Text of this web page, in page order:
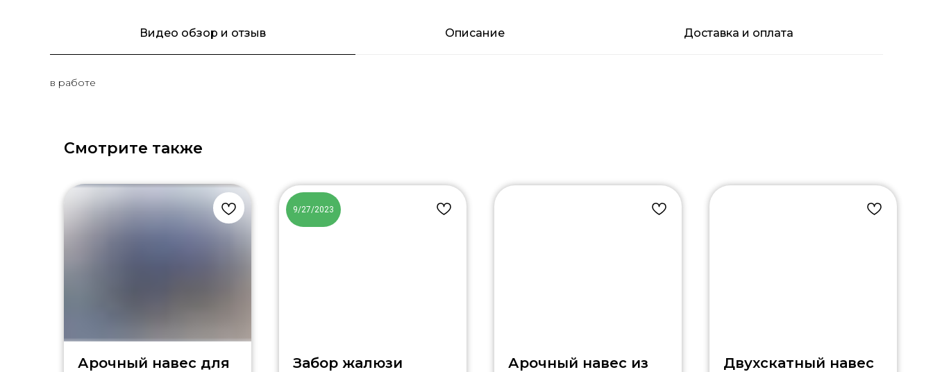
Видео обзор и отзыв Описание Доставка и оплата
в работе
Смотрите также
Арочный навес для
9/27/2023
Забор жалюзи
Арочный навес из
Двухскатный навес